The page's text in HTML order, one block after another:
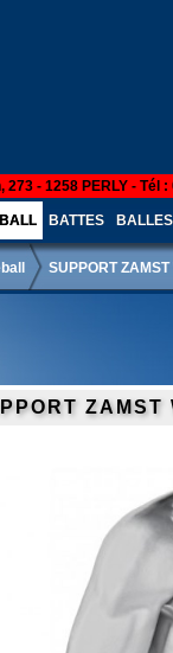
273 - 1258 PERLY - Tél
BATTES BALLES
SUPPORT
ZAMST